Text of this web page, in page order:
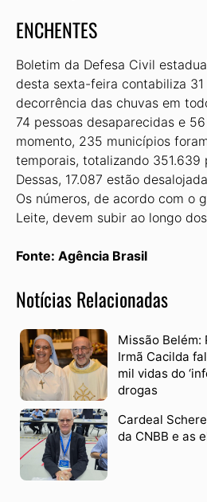
ENCHENTES
Boletim da Defesa Civil
desta sexta-feira contabiliza
decorrência das chuvas em
74 pessoas desaparecidas e
momento, 235 municípios
temporais, totalizando 351.639
Dessas, 17.087 estão
Os números, de acordo com o
Leite, devem subir ao longo
Fonte: Agência Brasil
Notícias Relacionadas
Missão Belém:
Irmã Cacilda
mil vidas do
drogas
Cardeal
da CNBB e as